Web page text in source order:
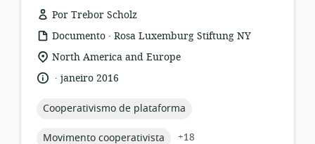
Por Trebor Scholz
formato
de
recurso:
Documento .
Editor:Rosa Luxemburg Stiftung NY
local
de
relevância:
North America and Europe
idioma:
.
data
publicação:
janeiro 2016
topic:
Cooperativismo de plataforma
topic:
Movimento cooperativista
+18